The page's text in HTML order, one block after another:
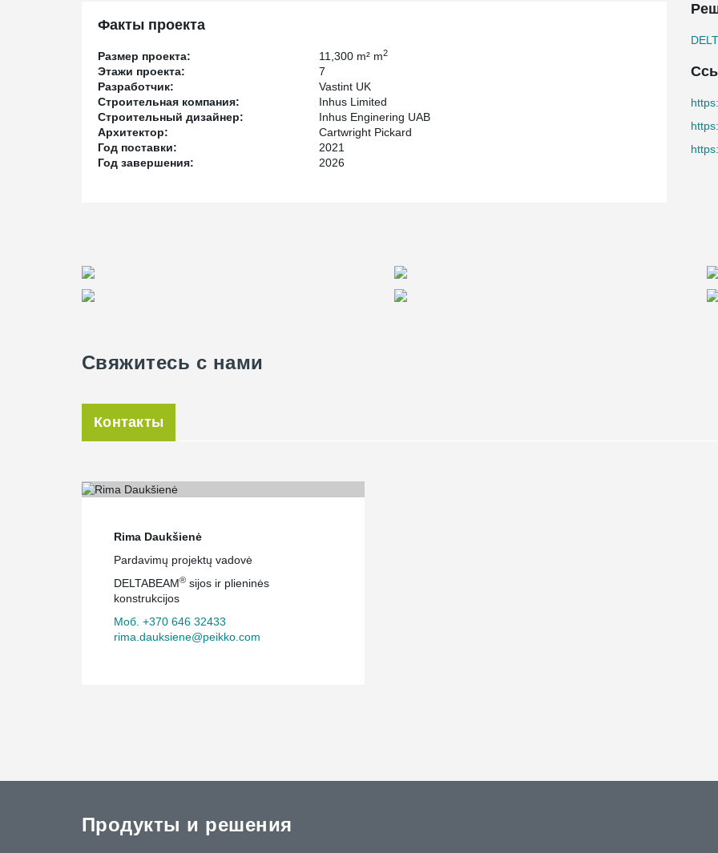
Факты проекта
Размер проекта: 11,300 m² m2
Этажи проекта:
7
Разработчик:
Vastint UK
Строительная компания:
Inhus Limited
Строительный дизайнер:
Inhus Enginering UAB
Архитектор:
Cartwright Pickard
Год поставки:
2021
Год завершения:
2026
Свяжитесь с нами
Контакты
Rima Daukšienė
Pardavimų projektų vadovė
DELTABEAM® sijos ir plieninės
konstrukcijos
Моб. +370 646 32433
rima.dauksiene@peikko.com
Продукты и решения